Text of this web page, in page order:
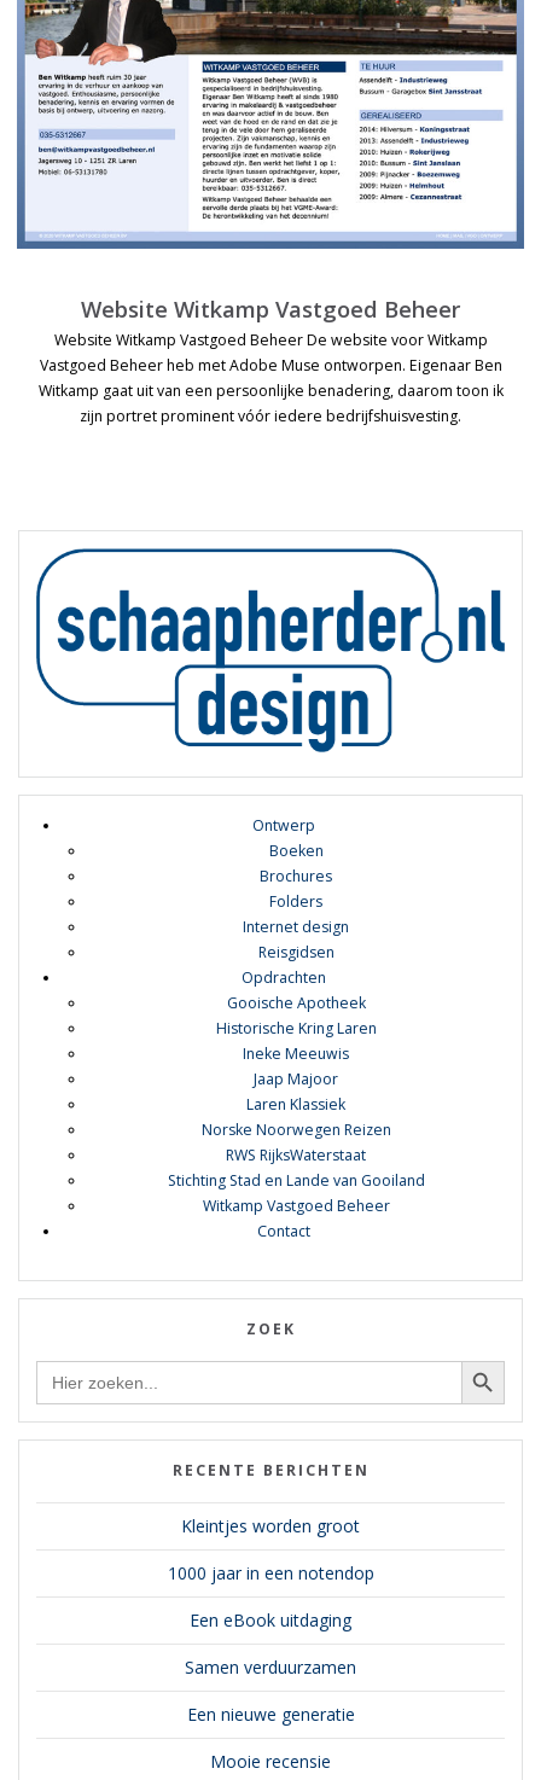
Website Witkamp Vastgoed Beheer
Website Witkamp Vastgoed Beheer De website voor Witkamp
Vastgoed Beheer heb met Adobe Muse ontworpen. Eigenaar Ben
Witkamp gaat uit van een persoonlijke benadering, daarom toon ik
zijn portret prominent vóór iedere bedrijfshuisvesting.
Ontwerp
Boeken
Brochures
Folders
Internet design
Reisgidsen
Opdrachten
Gooische Apotheek
Historische Kring Laren
Ineke Meeuwis
Jaap Majoor
Laren Klassiek
Norske Noorwegen Reizen
RWS RijksWaterstaat
Stichting Stad en Lande van Gooiland
Witkamp Vastgoed Beheer
Contact
ZOEK
Zoek Zoekknop
RECENTE BERICHTEN
Kleintjes worden groot
1000 jaar in een notendop
Een eBook uitdaging
Samen verduurzamen
Een nieuwe generatie
Mooie recensie